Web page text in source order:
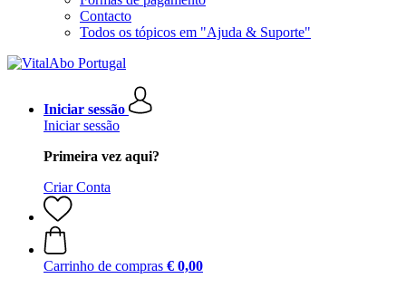
Contacto
Todos os tópicos em "Ajuda & Suporte"
Iniciar sessão
Iniciar sessão
Primeira vez aqui?
Criar Conta
Carrinho de compras € 0,00